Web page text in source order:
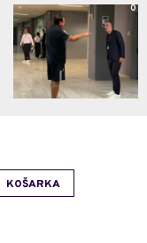
0
KOŠARKA